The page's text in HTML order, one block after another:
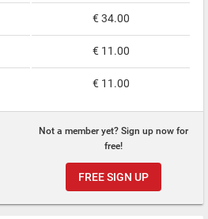
€ 34.00
€ 11.00
€ 11.00
Not a member yet? Sign up now for
free!
FREE SIGN UP